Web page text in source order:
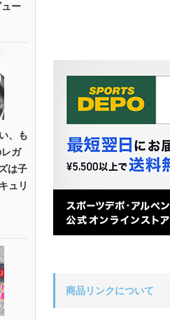
ー
、も
ガ
は子
ュリ
商品リンクについて